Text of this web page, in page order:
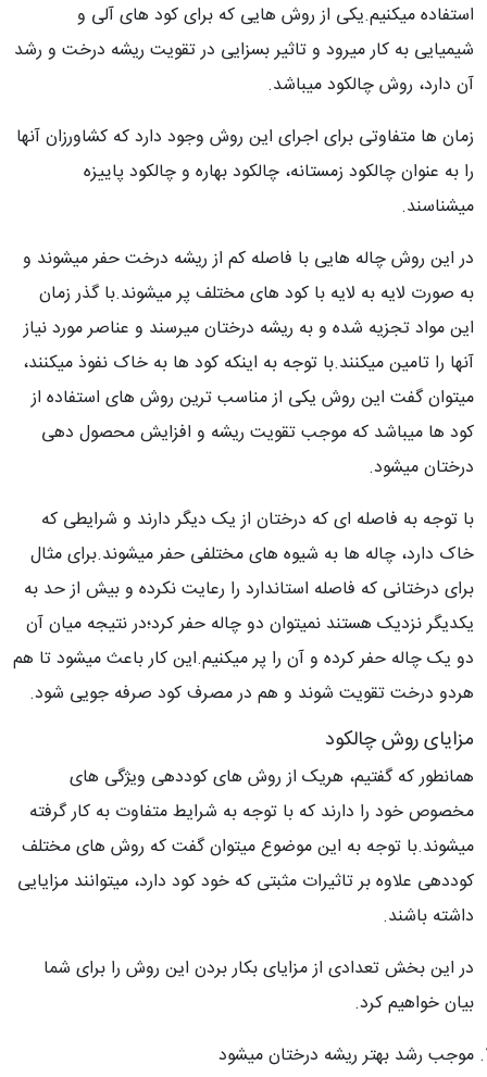
استفاده میکنیم.یکی از روش هایی که برای کود های آلی و
شیمیایی به کار میرود و تاثیر بسزایی در تقویت ریشه درخت و رشد
آن دارد، روش چالکود میباشد.
زمان ها متفاوتی برای اجرای این روش وجود دارد که کشاورزان آنها
را به عنوان چالکود زمستانه، چالکود بهاره و چالکود پاییزه
میشناسند.
در این روش چاله هایی با فاصله کم از ریشه درخت حفر میشوند و
به صورت لایه به لایه با کود های مختلف پر میشوند.با گذر زمان
این مواد تجزیه شده و به ریشه درختان میرسند و عناصر مورد نیاز
آنها را تامین میکنند.با توجه به اینکه کود ها به خاک نفوذ میکنند،
میتوان گفت این روش یکی از مناسب ترین روش های استفاده از
کود ها میباشد که موجب تقویت ریشه و افزایش محصول دهی
درختان میشود.
با توجه به فاصله ای که درختان از یک دیگر دارند و شرایطی که
خاک دارد، چاله ها به شیوه های مختلفی حفر میشوند.برای مثال
برای درختانی که فاصله استاندارد را رعایت نکرده و بیش از حد به
یکدیگر نزدیک هستند نمیتوان دو چاله حفر کرد؛در نتیجه میان آن
دو یک چاله حفر کرده و آن را پر میکنیم.این کار باعث میشود تا هم
هردو درخت تقویت شوند و هم در مصرف کود صرفه جویی شود.
مزایای روش چالکود
همانطور که گفتیم، هریک از روش های کوددهی ویژگی های
مخصوص خود را دارند که با توجه به شرایط متفاوت به کار گرفته
میشوند.با توجه به این موضوع میتوان گفت که روش های مختلف
کوددهی علاوه بر تاثیرات مثبتی که خود کود دارد، میتوانند مزایایی
داشته باشند.
در این بخش تعدادی از مزایای بکار بردن این روش را برای شما
بیان خواهیم کرد.
موجب رشد بهتر ریشه درختان میشود